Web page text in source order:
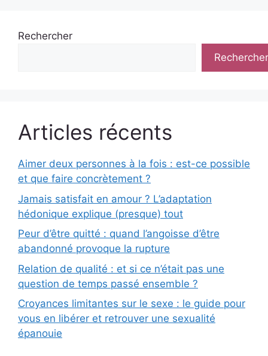
Rechercher
Rechercher
Articles récents
Aimer deux personnes à la fois : est-ce possible
et que faire concrètement ?
Jamais satisfait en amour ? L’adaptation
hédonique explique (presque) tout
Peur d’être quitté : quand l’angoisse d’être
abandonné provoque la rupture
Relation de qualité : et si ce n’était pas une
question de temps passé ensemble ?
Croyances limitantes sur le sexe : le guide pour
vous en libérer et retrouver une sexualité
épanouie